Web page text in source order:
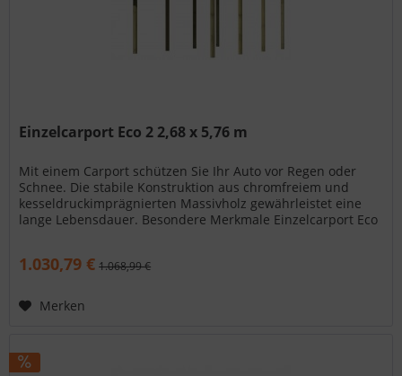
Einzelcarport Eco 2 2,68 x 5,76 m
Mit einem Carport schützen Sie Ihr Auto vor Regen oder
Schnee. Die stabile Konstruktion aus chromfreiem und
kesseldruckimprägnierten Massivholz gewährleistet eine
lange Lebensdauer. Besondere Merkmale Einzelcarport Eco
1.030,79 € 1.068,99 €
Merken